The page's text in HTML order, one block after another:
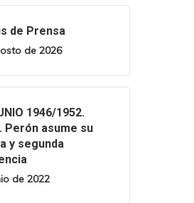
de Prensa
de 2026
1946/1952.
Perón asume su
y segunda
de 2022